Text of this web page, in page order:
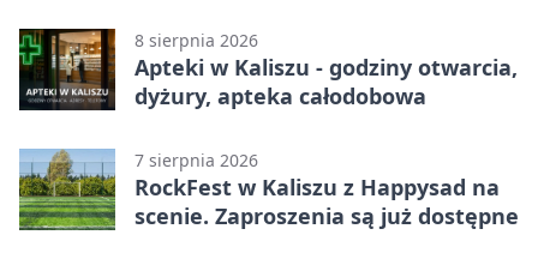
8 sierpnia 2026
Apteki w Kaliszu - godziny otwarcia,
dyżury, apteka całodobowa
7 sierpnia 2026
RockFest w Kaliszu z Happysad na
scenie. Zaproszenia są już dostępne